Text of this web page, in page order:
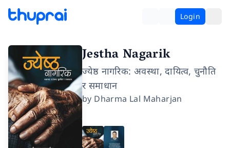
Login
Jestha Nagarik
ज्येष्ठ नागरिक: अवस्था, दायित्व, चुनौति
र समाधान
by Dharma Lal Maharjan